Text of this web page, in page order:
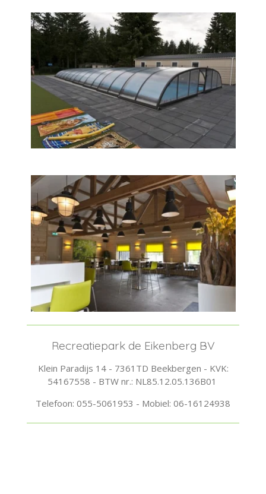
Recreatiepark de Eikenberg BV
Klein Paradijs 14 - 7361TD Beekbergen - KVK:
54167558 - BTW nr.: NL85.12.05.136B01
Telefoon: 055-5061953 - Mobiel: 06-16124938